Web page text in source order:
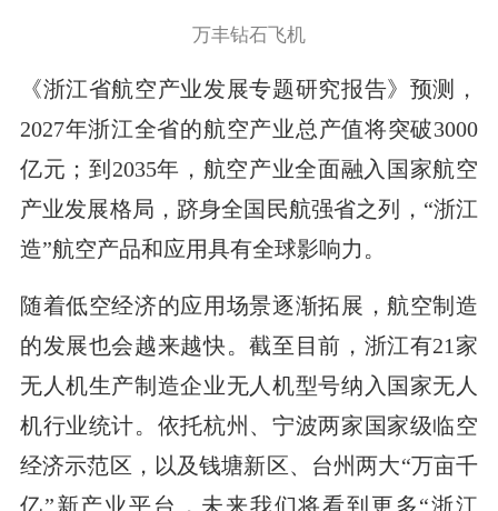
万丰钻石飞机
《浙江省航空产业发展专题研究报告》预测，
2027年浙江全省的航空产业总产值将突破3000
亿元；到2035年，航空产业全面融入国家航空
产业发展格局，跻身全国民航强省之列，“浙江
造”航空产品和应用具有全球影响力。
随着低空经济的应用场景逐渐拓展，航空制造
的发展也会越来越快。截至目前，浙江有21家
无人机生产制造企业无人机型号纳入国家无人
机行业统计。依托杭州、宁波两家国家级临空
经济示范区，以及钱塘新区、台州两大“万亩千
亿”新产业平台，未来我们将看到更多“浙江